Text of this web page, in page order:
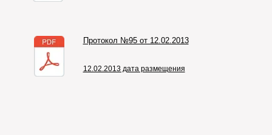
Протокол №95 от 12.02.2013
12.02.2013 дата размещения